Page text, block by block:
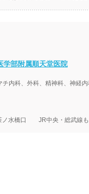
学部附属順天堂医院
内科、外科、精神科、神経
ノ水橋口 JR中央・総武線も